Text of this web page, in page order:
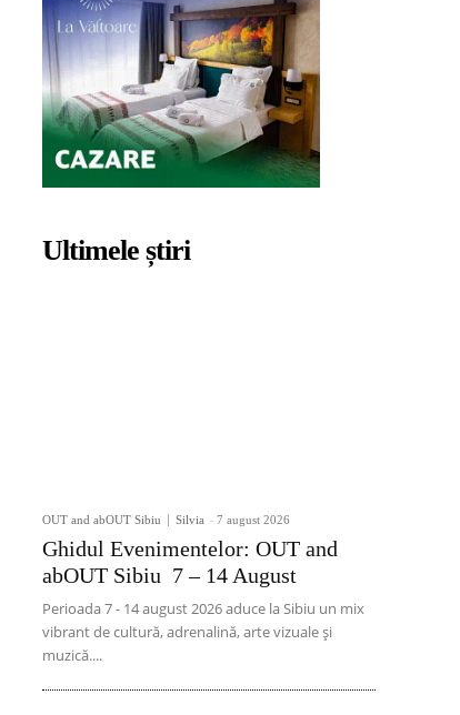
Ultimele știri
OUT and abOUT Sibiu Silvia - 7 august 2026
Ghidul Evenimentelor: OUT and
abOUT Sibiu 7 – 14 August
Perioada 7 - 14 august 2026 aduce la Sibiu un mix
vibrant de cultură, adrenalină, arte vizuale și
muzică....